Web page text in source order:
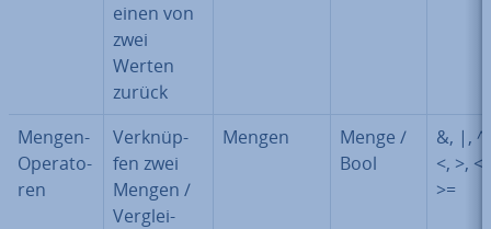
einen von
zwei
Werten
zurück
Mengen-
Ope­ra­to­
ren
Ver­knüp­
fen zwei
Mengen /
Ver­glei­
Mengen
Menge /
Bool
&, |,
<, >,
>=